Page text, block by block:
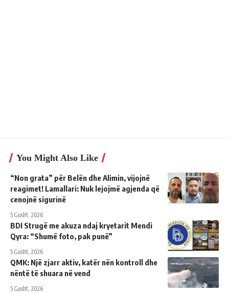
You Might Also Like
“Non grata” për Belën dhe Alimin, vijojnë
reagimet! Lamallari: Nuk lejojmë agjenda që
cenojnë sigurinë
5 Gusht, 2026
BDI Strugë me akuza ndaj kryetarit Mendi
Qyra: “Shumë foto, pak punë”
5 Gusht, 2026
QMK: Një zjarr aktiv, katër nën kontroll dhe
nëntë të shuara në vend
5 Gusht, 2026